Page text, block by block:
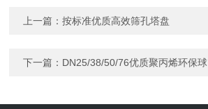
上一篇：按标准优质高效筛孔塔盘
下一篇： DN25/38/50/76优质聚丙烯环保球